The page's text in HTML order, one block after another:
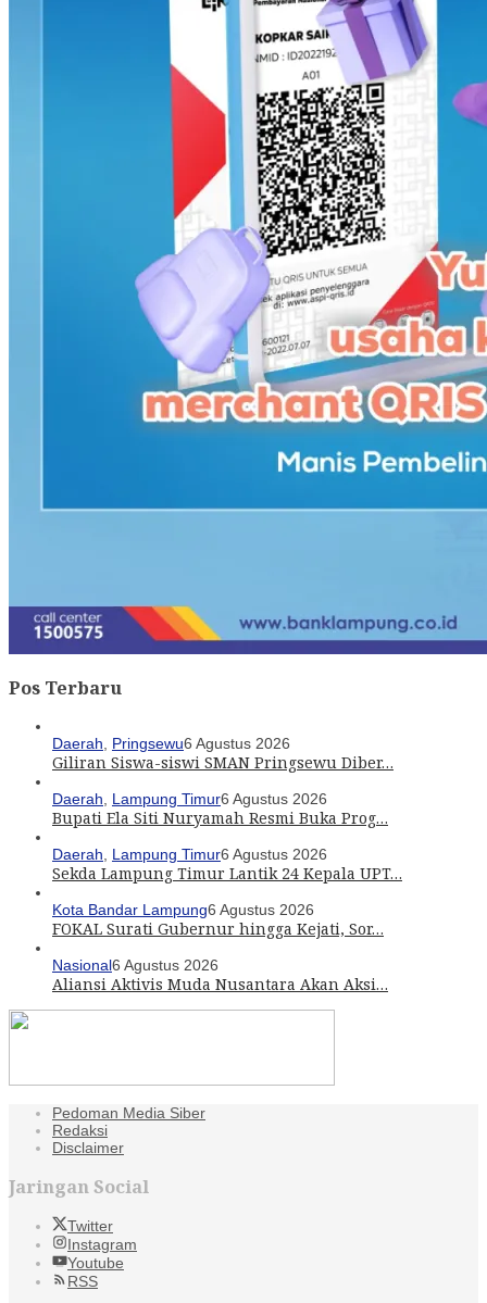
Pos Terbaru
Daerah Pringsewu6 Agustus 2026
Giliran Siswa-siswi SMAN Pringsewu Diber…
Daerah Lampung Timur6 Agustus 2026
Bupati Ela Siti Nuryamah Resmi Buka Prog…
Daerah Lampung Timur6 Agustus 2026
Sekda Lampung Timur Lantik 24 Kepala UPT…
Kota Bandar Lampung6 Agustus 2026
FOKAL Surati Gubernur hingga Kejati, Sor…
Nasional6 Agustus 2026
Aliansi Aktivis Muda Nusantara Akan Aksi…
Pedoman Media Siber
Redaksi
Disclaimer
Jaringan Social
Twitter
Instagram
Youtube
RSS